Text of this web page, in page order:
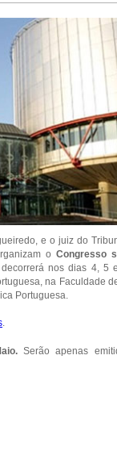
e o juiz do
o Congresso
decorrerá nos dias 4, 5
na Faculdade
Portuguesa.
Serão apenas